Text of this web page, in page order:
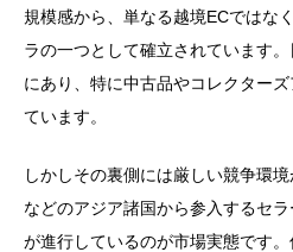
規模感から、単なる越境ECではな
ラの一つとして確立されています
にあり、特に中古品やコレクター
ています。
しかしその裏側には厳しい競争環
などのアジア諸国から参入するセ
が進行しているのが市場実態です